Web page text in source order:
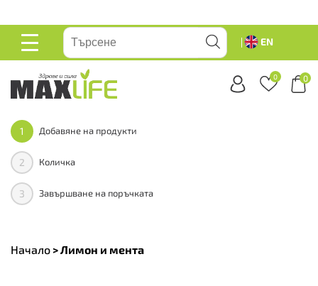
ОСНОВНО
EN
0 0
1 Добавяне на продукти
2 Количка
3 Завършване на поръчката
Начало >Лимон и мента